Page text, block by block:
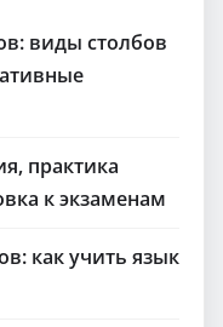
виды столбов
практика
к экзаменам
как учить язык